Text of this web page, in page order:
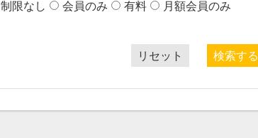
制限なし 会員のみ 有料 月額会員のみ
リセット 検索する